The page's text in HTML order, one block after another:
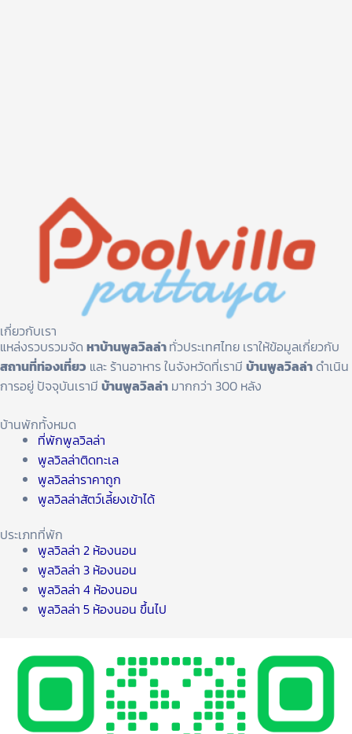
เกี่ยวกับเรา
แหล่งรวบรวมจัด หาบ้านพูลวิลล่าทั่วประเทศไทย เราให้ข้อมูลเกี่ยวกับ
สถานที่ท่องเที่ยว และ ร้านอาหาร ในจังหวัดที่เรามี บ้านพูลวิลล่าดำเนิน
การอยู่ ปัจจุบันเรามี บ้านพูลวิลล่า มากกว่า 300 หลัง
บ้านพักทั้งหมด
ที่พักพูลวิลล่า
พูลวิลล่าติดทะเล
พูลวิลล่าราคาถูก
พูลวิลล่าสัตว์เลี้ยงเข้าได้
ประเภทที่พัก
พูลวิลล่า 2 ห้องนอน
พูลวิลล่า 3 ห้องนอน
พูลวิลล่า 4 ห้องนอน
พูลวิลล่า 5 ห้องนอน ขึ้นไป